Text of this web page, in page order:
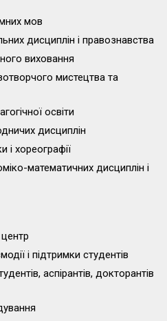
мов
дисциплін і правознавства
виховання
мистецтва та
освіти
дисциплін
і хореографії
математичних дисциплін і
і підтримки студентів
аспірантів, докторантів